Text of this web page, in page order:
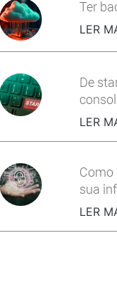
Ter
LER
De
LER
Como
sua
LER